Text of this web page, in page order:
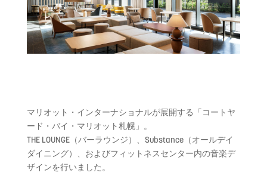
マリオット・インターナショナルが展開する「コートヤ
ード・バイ・マリオット札幌」。
THE LOUNGE（バーラウンジ）、Substance（オールデイ
ダイニング）、およびフィットネスセンター内の音楽デ
ザインを行いました。